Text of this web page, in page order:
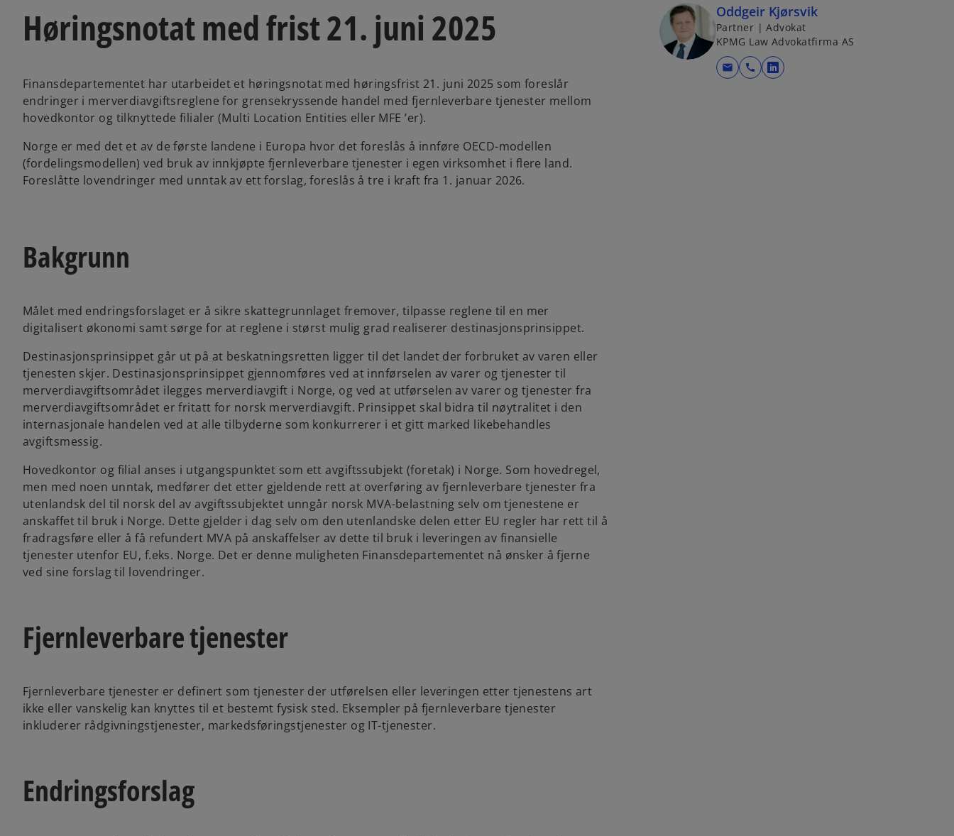
Høringsnotat med frist 21. juni 2025
Finansdepartementet har utarbeidet et høringsnotat med høringsfrist 21. juni 2025 som foreslår
endringer i merverdiavgiftsreglene for grensekryssende handel med fjernleverbare tjenester mellom
hovedkontor og tilknyttede filialer (Multi Location Entities eller MFE ’er).
Norge er med det et av de første landene i Europa hvor det foreslås å innføre OECD-modellen
(fordelingsmodellen) ved bruk av innkjøpte fjernleverbare tjenester i egen virksomhet i flere land.
Foreslåtte lovendringer med unntak av ett forslag, foreslås å tre i kraft fra 1. januar 2026.
Oddgeir Kjørsvik
Partner | Advokat
KPMG Law Advokatfirma AS
mail call
o
Bakgrunn
Målet med endringsforslaget er å sikre skattegrunnlaget fremover, tilpasse reglene til en mer
digitalisert økonomi samt sørge for at reglene i størst mulig grad realiserer destinasjonsprinsippet.
Destinasjonsprinsippet går ut på at beskatningsretten ligger til det landet der forbruket av varen eller
tjenesten skjer. Destinasjonsprinsippet gjennomføres ved at innførselen av varer og tjenester til
merverdiavgiftsområdet ilegges merverdiavgift i Norge, og ved at utførselen av varer og tjenester fra
merverdiavgiftsområdet er fritatt for norsk merverdiavgift. Prinsippet skal bidra til nøytralitet i den
internasjonale handelen ved at alle tilbyderne som konkurrerer i et gitt marked likebehandles
avgiftsmessig.
Hovedkontor og filial anses i utgangspunktet som ett avgiftssubjekt (foretak) i Norge. Som hovedregel,
men med noen unntak, medfører det etter gjeldende rett at overføring av fjernleverbare tjenester fra
utenlandsk del til norsk del av avgiftssubjektet unngår norsk MVA-belastning selv om tjenestene er
anskaffet til bruk i Norge. Dette gjelder i dag selv om den utenlandske delen etter EU regler har rett til å
fradragsføre eller å få refundert MVA på anskaffelser av dette til bruk i leveringen av finansielle
tjenester utenfor EU, f.eks. Norge. Det er denne muligheten Finansdepartementet nå ønsker å fjerne
ved sine forslag til lovendringer.
Fjernleverbare tjenester
Fjernleverbare tjenester er definert som tjenester der utførelsen eller leveringen etter tjenestens art
ikke eller vanskelig kan knyttes til et bestemt fysisk sted. Eksempler på fjernleverbare tjenester
inkluderer rådgivningstjenester, markedsføringstjenester og IT-tjenester.
Endringsforslag